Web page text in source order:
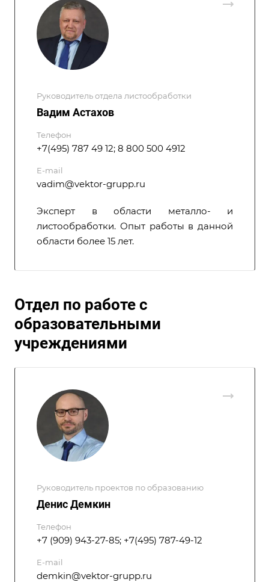
Руководитель отдела листообработки
Вадим Астахов
Телефон
+7(495) 787 49 12; 8 800 500 4912
E-mail
vadim@vektor-grupp.ru
Эксперт в области металло- и
листообработки. Опыт работы в данной
области более 15 лет.
Отдел по работе с
образовательными
учреждениями
Руководитель проектов по образованию
Денис Демкин
Телефон
+7 (909) 943-27-85; +7(495) 787-49-12
E-mail
demkin@vektor-grupp.ru